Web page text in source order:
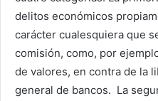
delitos económicos
carácter cualesquiera que
comisión, como, por
de valores, en contra de la
general de bancos. La